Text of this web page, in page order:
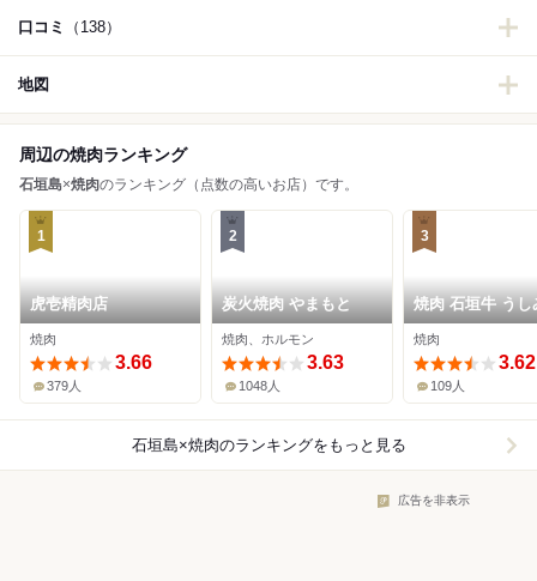
口コミ （138）
地図
周辺の焼肉ランキング
石垣島×焼肉のランキング（点数の高いお店）です。
1
虎壱精肉店
焼肉
3.66
379人
2
炭火焼肉 やまもと
焼肉、ホルモン
3.63
1048人
3
焼肉 石垣牛 うし
焼肉
3.62
109人
石垣島×焼肉のランキングをもっと見る
広告を非表示